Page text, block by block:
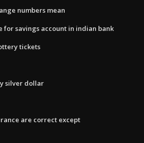
numbers mean
for savings account in indian bank
tickets
silver dollar
are correct except